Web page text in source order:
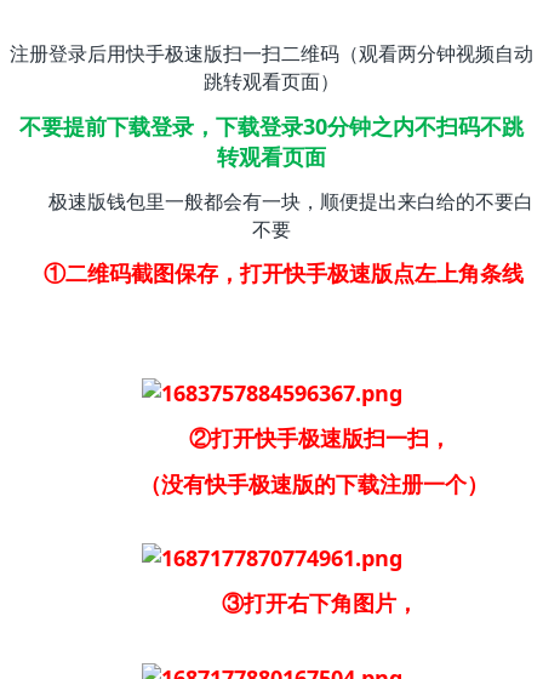
注册登录后用快手极速版扫一扫二维码（观看两分钟视频自动
跳转观看页面）
不要提前下载登录，下载登录30分钟之内不扫码不跳
转观看页面
极速版钱包里一般都会有一块，顺便提出来白给的不要白
不要
①二维码截图保存，打开快手极速版点左上角条线
②打开快手极速版扫一扫，
（没有快手极速版的下载注册一个）
③打开右下角图片，